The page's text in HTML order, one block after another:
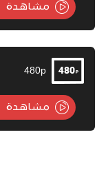
مشاهدة
480p
مشاهدة